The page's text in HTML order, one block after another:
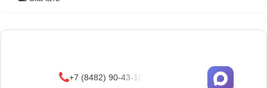
+7 (8482) 90-43-10